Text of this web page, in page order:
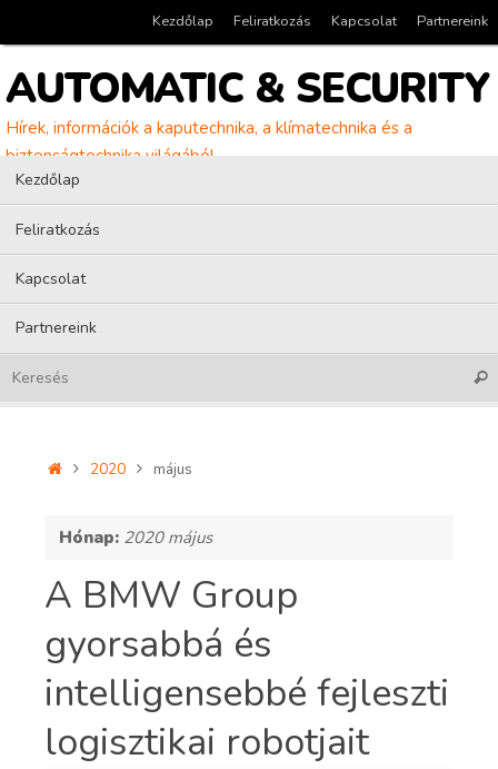
a
tartalomra
Kezdőlap Feliratkozás Kapcsolat Partnereink
AUTOMATIC & SECURITY
Hírek, információk a kaputechnika, a klímatechnika és a
biztonságtechnika világából
Kezdőlap
Feliratkozás
Kapcsolat
Partnereink
Home2020 május
Hónap: 2020 május
A BMW Group
gyorsabbá és
intelligensebbé fejleszti
logisztikai robotjait